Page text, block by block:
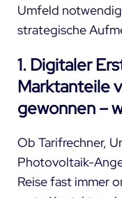
Umfeld
strategische
1. Digitaler
Marktanteile
gewonnen –
Ob Tarifrechner,
Photovoltaik-
Reise fast immer